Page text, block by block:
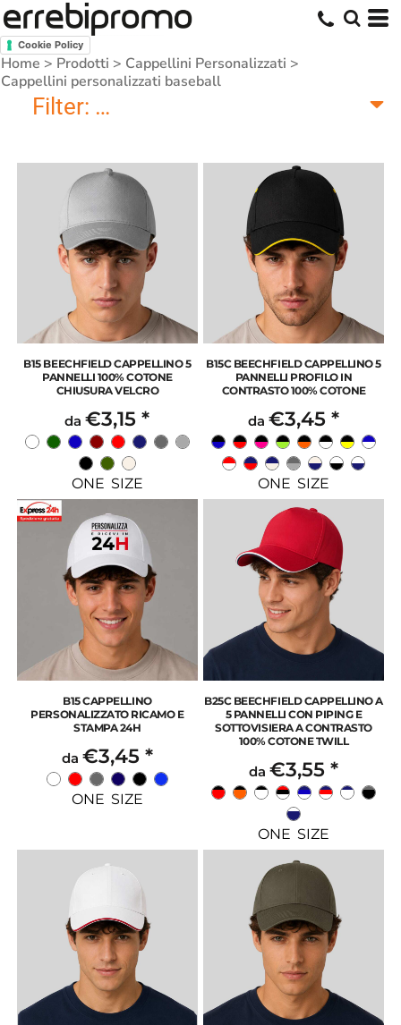
Cookie Policy
Home > Prodotti > Cappellini Personalizzati >
Cappellini personalizzati baseball
Filter: Cappellini personalizzati
B15 BEECHFIELD CAPPELLINO 5
PANNELLI 100% COTONE
CHIUSURA VELCRO
da€3,15*
ONE SIZE
B15C BEECHFIELD CAPPELLINO 5
PANNELLI PROFILO IN
CONTRASTO 100% COTONE
da€3,45*
ONE SIZE
B15 CAPPELLINO
PERSONALIZZATO RICAMO E
STAMPA 24H
da €3,45 *
ONE SIZE
B25C BEECHFIELD CAPPELLINO A
5 PANNELLI CON PIPING E
SOTTOVISIERA A CONTRASTO
100% COTONE TWILL
da€3,55*
ONE SIZE